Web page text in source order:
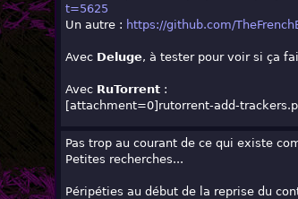
t=5625
Un autre : https://github.com/
Avec Deluge, à tester pour voir si ça
Avec RuTorrent :
[attachment=0]rutorrent-add-
Pas trop au courant de ce qui existe
Petites recherches...
Péripéties au début de la reprise du